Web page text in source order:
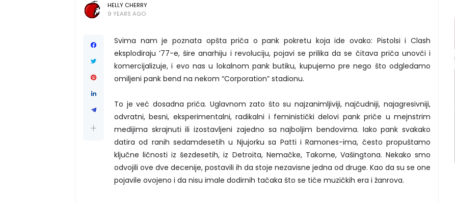
HELLY CHERRY
9 YEARS AGO
Svima nam je poznata opšta priča o pank pokretu koja ide ovako: Pistolsi i Clash
eksplodiraju ’77-e, šire anarhiju i revoluciju, pojavi se prilika da se čitava priča unovči i
komercijalizuje, i evo nas u lokalnom pank butiku, kupujemo pre nego što odgledamo
omiljeni pank bend na nekom “Corporation” stadionu.
To je već dosadna priča. Uglavnom zato što su najzanimljiviji, najčudniji, najagresivniji,
odvratni, besni, eksperimentalni, radikalni i feministički delovi pank priče u mejnstrim
medijima skrajnuti ili izostavljeni zajedno sa najboljim bendovima. Iako pank svakako
datira od ranih sedamdesetih u Njujorku sa Patti i Ramones-ima, često propuštamo
ključne ličnosti iz šezdesetih, iz Detroita, Nemačke, Takome, Vašingtona. Nekako smo
odvojili ove dve decenije, postavili ih da stoje nezavisne jedna od druge. Kao da su se one
pojavile ovojeno i da nisu imale dodirnih tačaka što se tiče muzičkih era i žanrova.